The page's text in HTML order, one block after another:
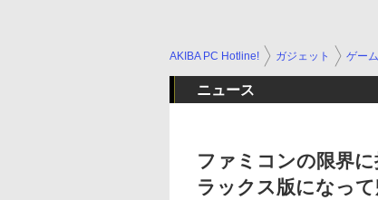
AKIBA PC Hotline! ガジェット ゲー
ニュース
ファミコンの限界
ラックス版になっ